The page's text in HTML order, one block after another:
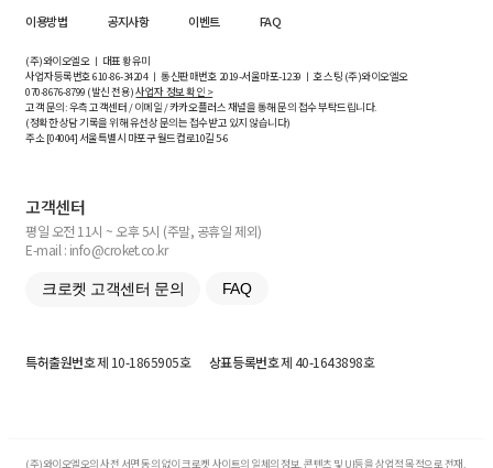
이용방법
공지사항 이벤트 FAQ
(주)와이오엘오 ㅣ 대표 황유미
사업자등록번호610-86-34204ㅣ 통신판매번호 2019-서울마포-1239 ㅣ 호스팅 (주)와이오엘오
070-8676-8799 (발신 전용)사업자 정보 확인 >
고객 문의: 우측 고객센터 / 이메일 / 카카오플러스 채널을 통해 문의 접수 부탁드립니다.
(정확한 상담 기록을 위해 유선상 문의는 접수받고 있지 않습니다)
주소 [04004] 서울특별시 마포구 월드컵로10길5-6
고객센터
평일 오전 11시 ~ 오후 5시 (주말, 공휴일 제외)
E-mail : info@croket.co.kr
크로켓 고객센터 문의 FAQ
특허출원번호제 10-1865905호 상표등록번호제 40-1643898호
(주)와이오엘오의 사전 서면 동의 없이 크로켓 사이트의 일체의 정보, 콘텐츠 및 UI등을 상업적 목적으로 전재,